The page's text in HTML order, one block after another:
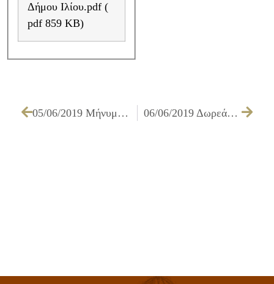
Δήμου Ιλίου.pdf (
pdf 859 KB)
05/06/2019 Μήνυμα του Δημάρχου Ιλίου Νίκου Ζενέτου για την Παγκόσμια Ημέρα Περιβάλλοντος 06/06/2019 Δωρεάν Υποστήριξη και Συμβουλευτική σε μέλλουσες και νέες μητέρες από τον Δήμο Ιλίου